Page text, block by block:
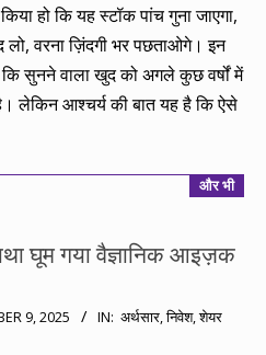
हो कि यह स्टॉक पांच गुना जाएगा,
लो, वरना ज़िंदगी भर पछताओगे। इन
कि सुनने वाला खुद को अगले कुछ वर्षों में
लेकिन आश्चर्य की बात यह है कि ऐसे
और भी
घूम गया वैज्ञानिक आइज़क
9, 2025 IN: अर्थसार,निवेश,शेयर